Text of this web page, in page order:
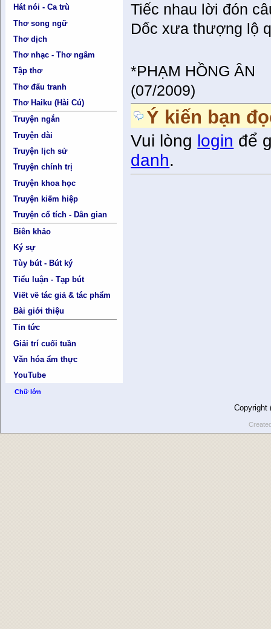
Hát nói - Ca trù
Thơ song ngữ
Thơ dịch
Thơ nhạc - Thơ ngâm
Tập thơ
Thơ đấu tranh
Thơ Haiku (Hài Cú)
Truyện ngắn
Truyện dài
Truyện lịch sử
Truyện chính trị
Truyện khoa học
Truyện kiếm hiệp
Truyện cổ tích - Dân gian
Biên khảo
Ký sự
Tùy bút - Bút ký
Tiểu luận - Tạp bút
Viết về tác giả & tác phẩm
Bài giới thiệu
Tin tức
Giải trí cuối tuần
Văn hóa ẩm thực
YouTube
Chữ lớn
Tiếc nhau lời đón
Dốc xưa thượng lộ
*PHẠM HỒNG ÂN
(07/2009)
Ý kiến bạn
Vui lòng login để
danh.
Copyright